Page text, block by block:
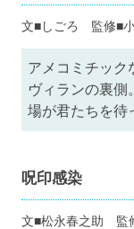
文■しごろ 監修■
アメコミチック
ヴィランの裏側
場が君たちを待
呪印感染
文■松永春之助 監